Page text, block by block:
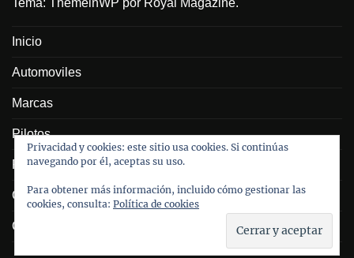
Privacidad y cookies: este sitio usa cookies. Si continúas
navegando por él, aceptas su uso.
Para obtener más información, incluido cómo gestionar las
cookies, consulta: Política de cookies
Tema: ThemeinWP por Royal Magazine.
Inicio
Automoviles
Marcas
Pilotos
Personajes
Galeria
Contacto